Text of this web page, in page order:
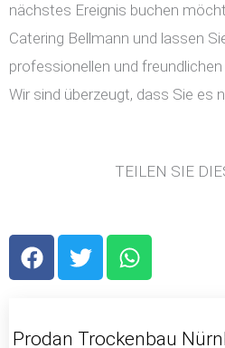
nächstes Ereignis buchen
Catering Bellmann und lassen
professionellen und
Wir sind überzeugt, dass Sie es
TEILEN SIE
F
a
b
T
w
t
W
h
s
Prodan Trockenbau